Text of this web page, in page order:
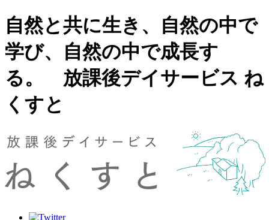
自然と共に生き、自然の中で
学び、自然の中で成長す
る。 放課後デイサービス ね
くすと